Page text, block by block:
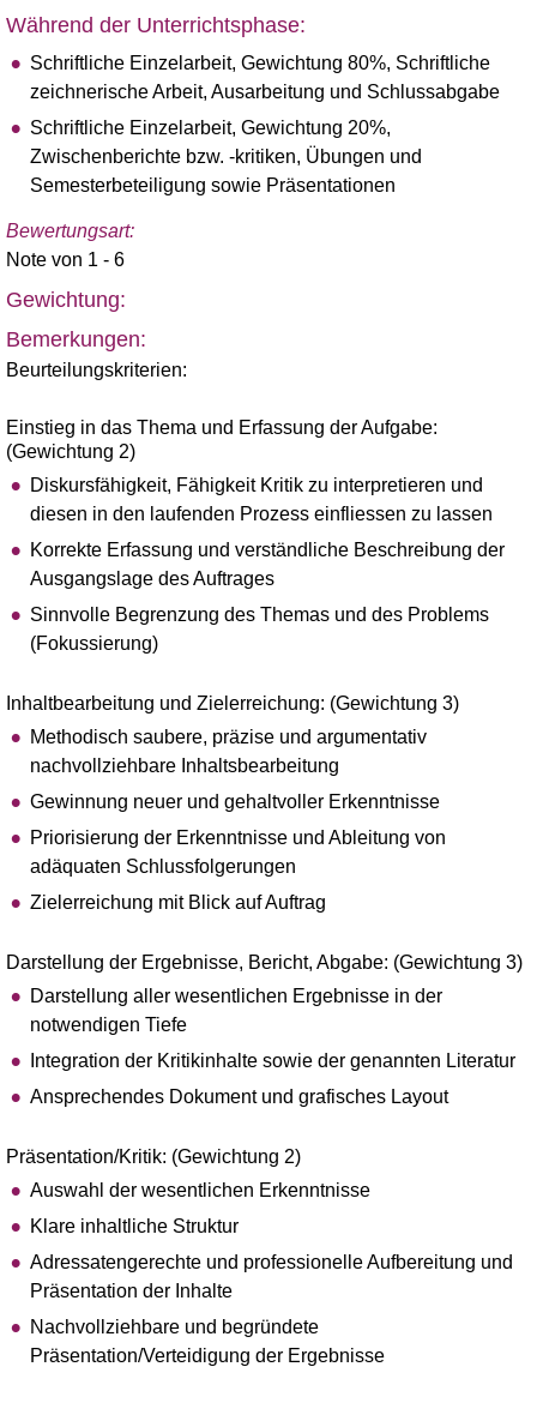
Während der Unterrichtsphase:
Schriftliche Einzelarbeit, Gewichtung 80%, Schriftliche
zeichnerische Arbeit, Ausarbeitung und Schlussabgabe
Schriftliche Einzelarbeit, Gewichtung 20%,
Zwischenberichte bzw. -kritiken, Übungen und
Semesterbeteiligung sowie Präsentationen
Bewertungsart:
Note von 1 - 6
Gewichtung:
Bemerkungen:
Beurteilungskriterien:
Einstieg in das Thema und Erfassung der Aufgabe:
(Gewichtung 2)
Diskursfähigkeit, Fähigkeit Kritik zu interpretieren und
diesen in den laufenden Prozess einfliessen zu lassen
Korrekte Erfassung und verständliche Beschreibung der
Ausgangslage des Auftrages
Sinnvolle Begrenzung des Themas und des Problems
(Fokussierung)
Inhaltbearbeitung und Zielerreichung: (Gewichtung 3)
Methodisch saubere, präzise und argumentativ
nachvollziehbare Inhaltsbearbeitung
Gewinnung neuer und gehaltvoller Erkenntnisse
Priorisierung der Erkenntnisse und Ableitung von
adäquaten Schlussfolgerungen
Zielerreichung mit Blick auf Auftrag
Darstellung der Ergebnisse, Bericht, Abgabe: (Gewichtung 3)
Darstellung aller wesentlichen Ergebnisse in der
notwendigen Tiefe
Integration der Kritikinhalte sowie der genannten Literatur
Ansprechendes Dokument und grafisches Layout
Präsentation/Kritik: (Gewichtung 2)
Auswahl der wesentlichen Erkenntnisse
Klare inhaltliche Struktur
Adressatengerechte und professionelle Aufbereitung und
Präsentation der Inhalte
Nachvollziehbare und begründete
Präsentation/Verteidigung der Ergebnisse